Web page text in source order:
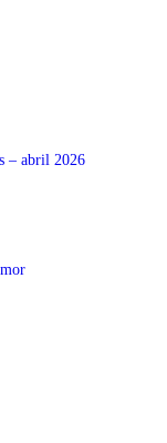
– abril 2026